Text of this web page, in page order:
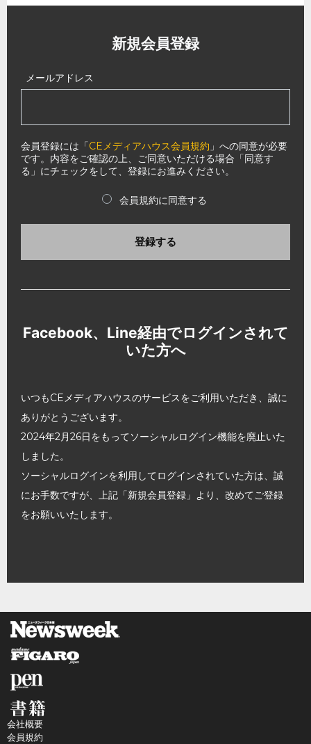
新規会員登録
メールアドレス
会員登録には「CEメディアハウス会員規約 」への同意が必要
です。内容をご確認の上、ご同意いただける場合「同意す
る」にチェックをして、登録にお進みください。
会員規約に同意する
登録する
Facebook、Line経由でログインされて
いた方へ
いつもCEメディアハウスのサービスをご利用いただき、誠に
ありがとうございます。
2024年2月26日をもってソーシャルログイン機能を廃止いた
しました。
ソーシャルログインを利用してログインされていた方は、誠
にお手数ですが、上記「新規会員登録」より、改めてご登録
をお願いいたします。
会社概要
会員規約